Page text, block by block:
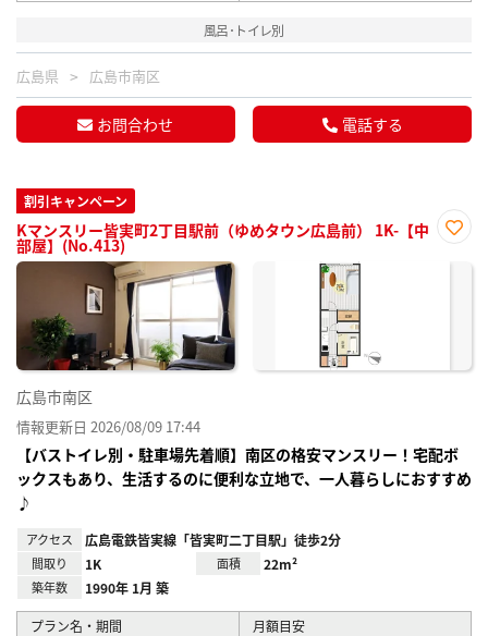
風呂･トイレ別
広島県 広島市南区
お問合わせ 電話する
割引キャンペーン
Kマンスリー皆実町2丁目駅前（ゆめタウン広島前） 1K-【中
部屋】(No.413)
に入
広島市南区
情報更新日 2026/08/09 17:44
【バストイレ別・駐車場先着順】南区の格安マンスリー！宅配ボ
ックスもあり、生活するのに便利な立地で、一人暮らしにおすすめ
♪
アクセス 広島電鉄皆実線「皆実町二丁目駅」徒歩2分
間取り 1K 面積 22m²
築年数 1990年 1月 築
プラン名・期間
月額目安